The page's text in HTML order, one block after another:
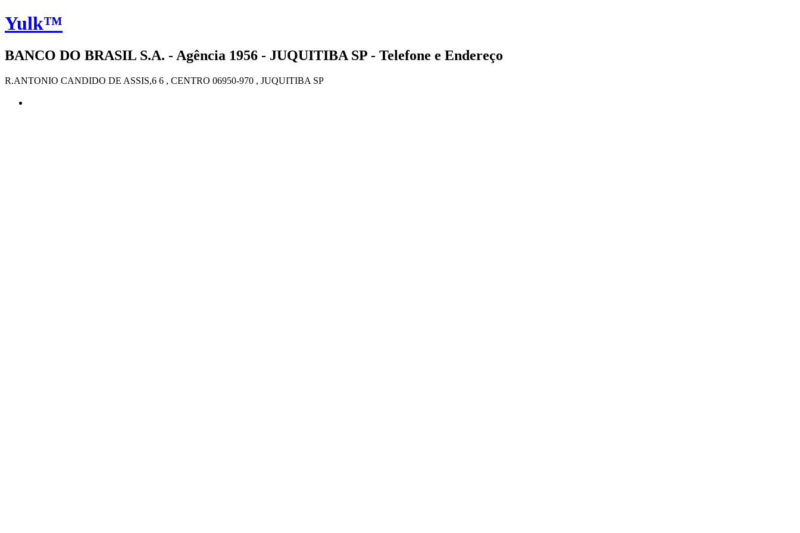
Yulk™
BANCO DO BRASIL S.A. - Agência 1956 - JUQUITIBA SP - Telefone e Endereço
R.ANTONIO CANDIDO DE ASSIS,6 6 , CENTRO 06950-970 , JUQUITIBA SP